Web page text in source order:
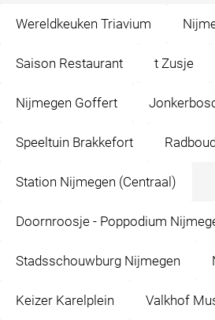
Wereldkeuken Triavium
Saison Restaurant t Zusje
Nijmegen Goffert
Speeltuin Brakkefort
Station Nijmegen (Centraal)
Doornroosje - Poppodium
Stadsschouwburg Nijmegen
Keizer Karelplein Valkhof